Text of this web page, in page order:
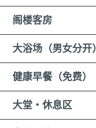
阁楼客房
大浴场（男女分开）
健康早餐（免费）
大堂・休息区